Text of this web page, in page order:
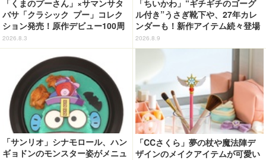
「くまのプーさん」×サマンサタ
バサ「クラシック プー」コレク
ション発売！原作デビュー100周
年記念でハンドバッグや財布など
全6種が登場
2026.8.3
「ちいかわ」“ギチギチのゴーグ
ル付き”うさぎ靴下や、27年カレ
ンダーも！新作アイテム続々登場
2026.8.9
「サンリオ」シナモロール、ハン
ギョドンのモンスター姿がメニュ
「CCさくら」夢の杖や魔法陣デ
ザインのメイクアイテムが可愛い